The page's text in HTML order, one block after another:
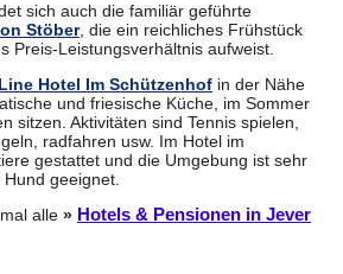
sich auch die familiär geführte
Stöber, die ein reichliches Frühstück
Preis-Leistungsverhältnis aufweist.
Hotel Im Schützenhof in der Nähe
und friesische Küche, im Sommer
sitzen. Aktivitäten sind Tennis spielen,
radfahren usw. Im Hotel im
gestattet und die Umgebung ist sehr
geeignet.
alle » Hotels & Pensionen in Jever